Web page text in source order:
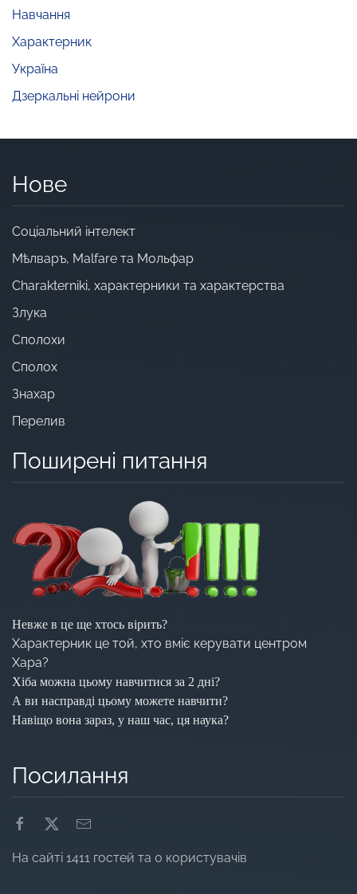
Навчання
Характерник
Україна
Дзеркальні нейрони
Нове
Cоціальний інтелект
Мѣлваръ, Malfare та Мольфар
Charakterniki, характерники та характерства
Злука
Сполохи
Сполох
Знахар
Перелив
Поширені питання
Невже в це ще хтось вірить?
Характерник це той, хто вміє керувати центром
Хара?
Хіба можна цьому навчитися за 2 дні?
А ви насправді цьому можете навчити?
Навіщо вона зараз, у наш час, ця наука?
Посилання
На сайті 1411 гостей та 0 користувачів